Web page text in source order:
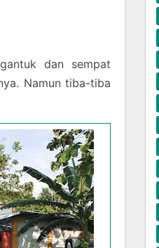
dan sempat
Namun tiba-tiba